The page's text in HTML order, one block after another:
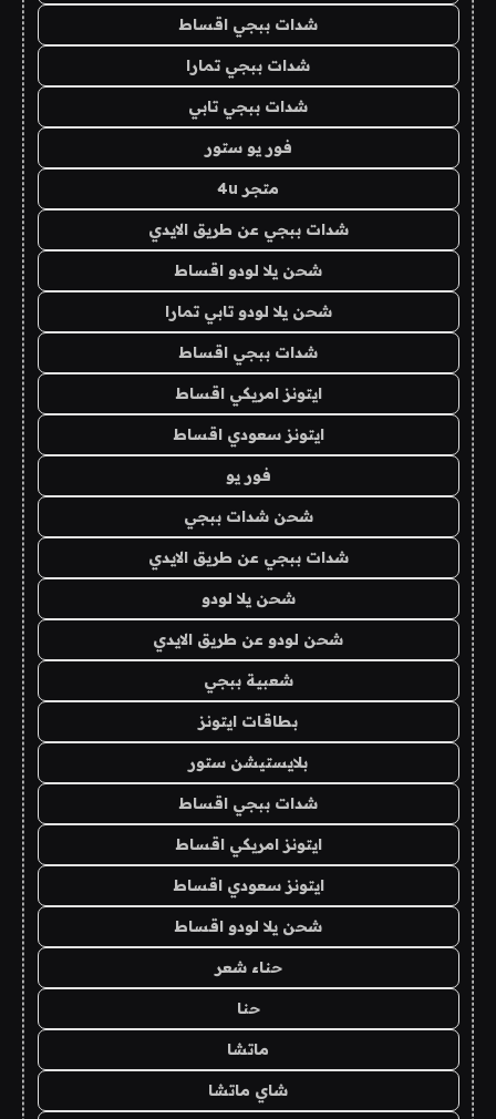
شدات ببجي اقساط
شدات ببجي تمارا
شدات ببجي تابي
فور يو ستور
متجر 4u
شدات ببجي عن طريق الايدي
شحن يلا لودو اقساط
شحن يلا لودو تابي تمارا
شدات ببجي اقساط
ايتونز امريكي اقساط
ايتونز سعودي اقساط
فور يو
شحن شدات ببجي
شدات ببجي عن طريق الايدي
شحن يلا لودو
شحن لودو عن طريق الايدي
شعبية ببجي
بطاقات ايتونز
بلايستيشن ستور
شدات ببجي اقساط
ايتونز امريكي اقساط
ايتونز سعودي اقساط
شحن يلا لودو اقساط
حناء شعر
حنا
ماتشا
شاي ماتشا